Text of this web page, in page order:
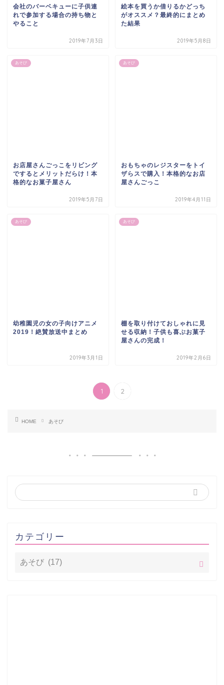
会社のバーベキューに子供連
れで参加する場合の持ち物と
やること
2019年7月3日
絵本を買うか借りるかどっち
がオススメ？最終的にまとめ
た結果
2019年5月8日
あそび
お店屋さんごっこをリビング
でするとメリットだらけ！本
格的なお菓子屋さん
2019年5月7日
あそび
おもちゃのレジスターをトイ
ザらスで購入！本格的なお店
屋さんごっこ
2019年4月11日
あそび
幼稚園児の女の子向けアニメ
2019！絶賛放送中まとめ
2019年3月1日
あそび
棚を取り付けておしゃれに見
せる収納！子供も喜ぶお菓子
屋さんの完成！
2019年2月6日
1 2
HOME あそび
カテゴリー